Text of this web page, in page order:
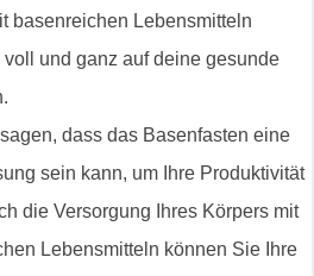
basenreichen Lebensmitteln
und ganz auf deine gesunde
dass das Basenfasten eine
sein kann, um Ihre Produktivität
die Versorgung Ihres Körpers mit
Lebensmitteln können Sie Ihre